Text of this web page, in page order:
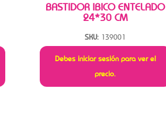
BASTIDOR IBICO ENTELADO
24*30 CM
SKU: 139001
Debes iniciar sesión para ver el
precio.